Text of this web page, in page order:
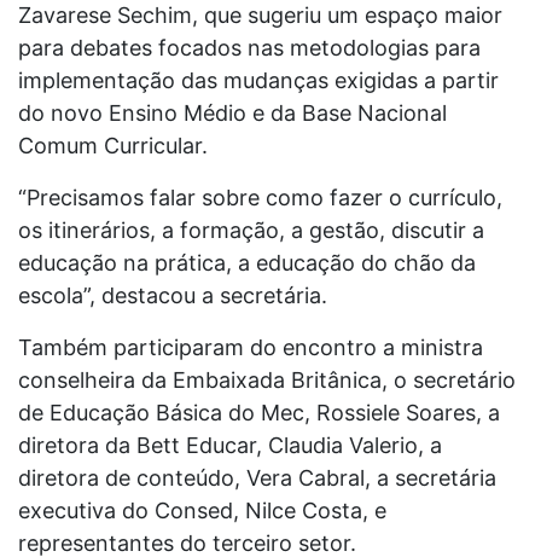
Zavarese Sechim, que sugeriu um espaço maior
para debates focados nas metodologias para
implementação das mudanças exigidas a partir
do novo Ensino Médio e da Base Nacional
Comum Curricular.
“Precisamos falar sobre como fazer o currículo,
os itinerários, a formação, a gestão, discutir a
educação na prática, a educação do chão da
escola”, destacou a secretária.
Também participaram do encontro a ministra
conselheira da Embaixada Britânica, o secretário
de Educação Básica do Mec, Rossiele Soares, a
diretora da Bett Educar, Claudia Valerio, a
diretora de conteúdo, Vera Cabral, a secretária
executiva do Consed, Nilce Costa, e
representantes do terceiro setor.